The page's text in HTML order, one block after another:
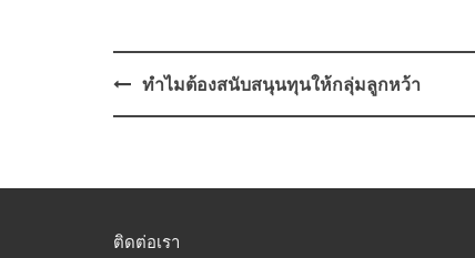
Postทำไมต้องสนับสนุนทุนให้กลุ่มลูกหว้า
ติดต่อเรา